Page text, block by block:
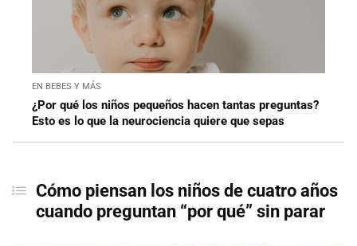
EN BEBES Y MÁS
¿Por qué los niños pequeños hacen tantas preguntas?
Esto es lo que la neurociencia quiere que sepas
Cómo piensan los niños de cuatro años
cuando preguntan “por qué” sin parar